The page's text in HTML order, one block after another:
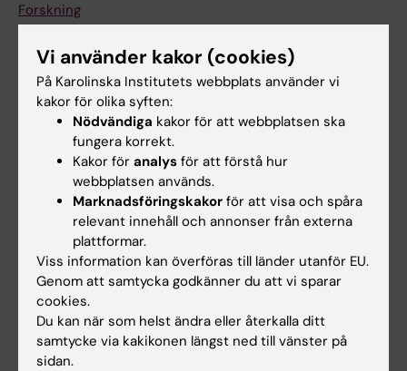
Forskning
På gång
Kalender
Student
Canvas
Schema
Studentmejlen
Kurs- och programwebbar
Vi använder kakor (cookies)
På Karolinska Institutets webbplats använder vi
kakor för olika syften:
Nödvändiga kakor för att webbplatsen ska
fungera korrekt.
Kakor för analys för att förstå hur
webbplatsen används.
Marknadsföringskakor för att visa och spåra
relevant innehåll och annonser från externa
plattformar.
Viss information kan överföras till länder utanför EU.
Genom att samtycka godkänner du att vi sparar
cookies.
Du kan när som helst ändra eller återkalla ditt
samtycke via kakikonen längst ned till vänster på
sidan.